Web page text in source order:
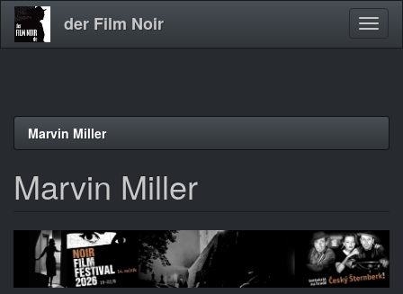
Direkt
der Film Noir
Marvin Miller
Marvin Miller